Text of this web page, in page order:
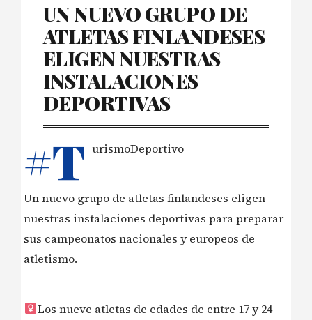
UN NUEVO GRUPO DE
ATLETAS FINLANDESES
ELIGEN NUESTRAS
INSTALACIONES
DEPORTIVAS
#T urismoDeportivo
Un nuevo grupo de atletas finlandeses eligen
nuestras instalaciones deportivas para preparar
sus campeonatos nacionales y europeos de
atletismo.
Los nueve atletas de edades de entre 17 y 24